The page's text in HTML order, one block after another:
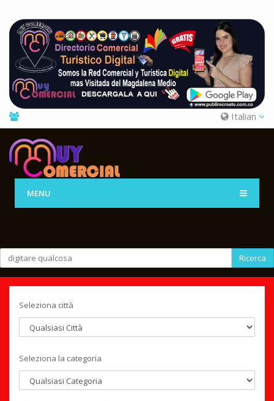
Italian
MENU
Ricerca
Seleziona città
Seleziona la categoria